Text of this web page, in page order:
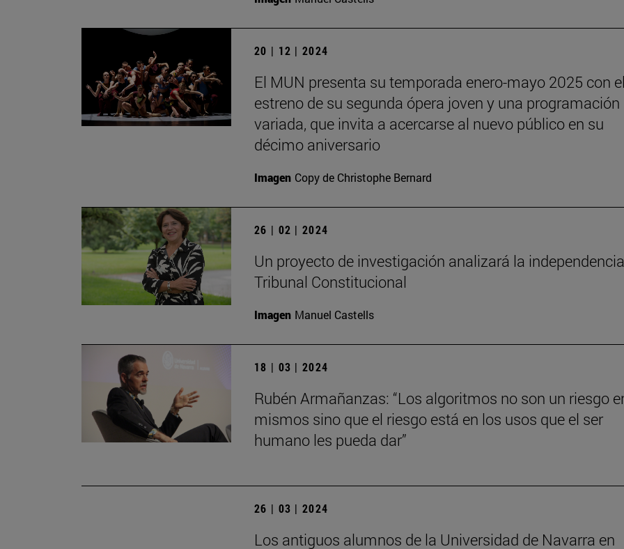
20 | 12 | 2024
El MUN presenta su temporada enero-mayo 2025 con
estreno de su segunda ópera joven y una programación
variada, que invita a acercarse al nuevo público en su
décimo aniversario
Imagen Copy de Christophe Bernard
26 | 02 | 2024
Un proyecto de investigación analizará la
Tribunal Constitucional
Imagen Manuel Castells
18 | 03 | 2024
Rubén Armañanzas: “Los algoritmos no son un riesgo
mismos sino que el riesgo está en los usos que el ser
humano les pueda dar”
26 | 03 | 2024
Los antiguos alumnos de la Universidad de Navarra en